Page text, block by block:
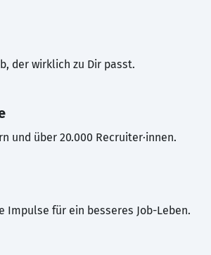
der wirklich zu Dir passt.
und über 20.000 Recruiter·innen.
Impulse für ein besseres Job-Leben.